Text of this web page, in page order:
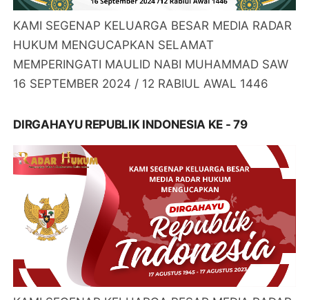
KAMI SEGENAP KELUARGA BESAR MEDIA RADAR
HUKUM MENGUCAPKAN SELAMAT
MEMPERINGATI MAULID NABI MUHAMMAD SAW
16 SEPTEMBER 2024 / 12 RABIUL AWAL 1446
DIRGAHAYU REPUBLIK INDONESIA KE - 79